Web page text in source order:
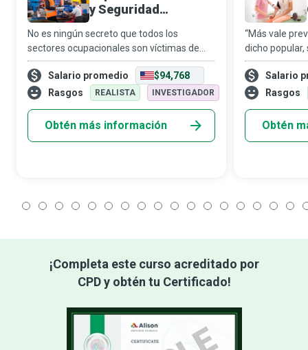
y Seguridad
No es ningún secreto que todos los
sectores ocupacionales son víctimas de
diversos tipos y grados de peligros. Y es un
hecho que el fracaso sistémico para
implementar políticas y precauciones
Salario promedio
$94,768
Rasgos
REALISTA INVESTIGADOR
Obtén más información
“Más vale
dicho
la seguridad
diversos, ya
plantas de
Salario
Rasgos
Obtén
¡Completa este curso acreditado por
CPD y obtén tu Certificado!